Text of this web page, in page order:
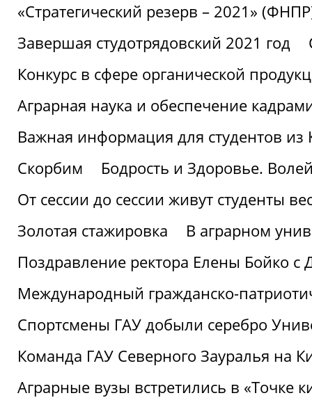
«Стратегический резерв – 2021»
Завершая студотрядовский 2021 год
Конкурс в сфере органической
Аграрная наука и обеспечение
Важная информация для студентов из
Скорбим
Бодрость и Здоровье.
От сессии до сессии живут студенты
Золотая стажировка
В аграрном
Поздравление ректора Елены Бойко с
Международный гражданско-
Спортсмены ГАУ добыли серебро
Команда ГАУ Северного Зауралья на
Аграрные вузы встретились в «Точке